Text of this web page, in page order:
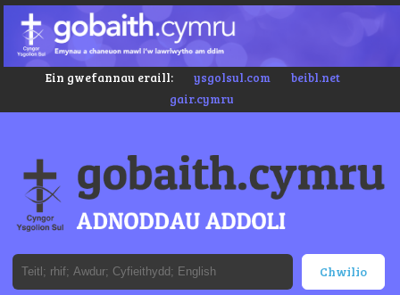
Ein gwefannau eraill: ysgolsul.com
beibl.net
gair.cymru